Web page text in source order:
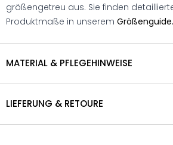
größengetreu aus. Sie finden
Produktmaße in unserem Größenguide.
MATERIAL & PFLEGEHINWEISE
LIEFERUNG & RETOURE